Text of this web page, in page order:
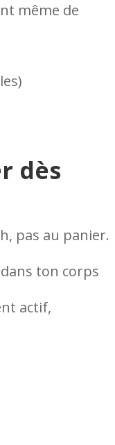
même de
dès
pas au panier.
dans ton corps
actif,